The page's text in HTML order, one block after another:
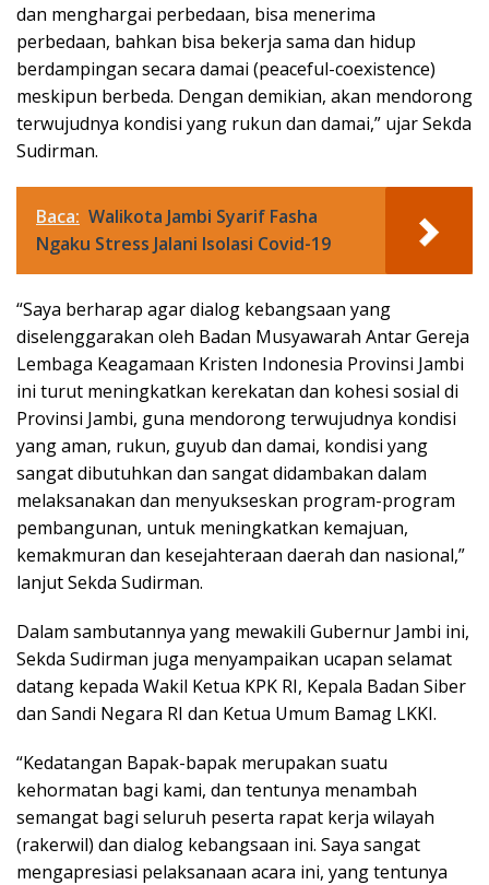
dan menghargai perbedaan, bisa menerima
perbedaan, bahkan bisa bekerja sama dan hidup
berdampingan secara damai (peaceful-coexistence)
meskipun berbeda. Dengan demikian, akan mendorong
terwujudnya kondisi yang rukun dan damai,” ujar Sekda
Sudirman.
Baca: Walikota Jambi Syarif Fasha
Ngaku Stress Jalani Isolasi Covid-19
“Saya berharap agar dialog kebangsaan yang
diselenggarakan oleh Badan Musyawarah Antar Gereja
Lembaga Keagamaan Kristen Indonesia Provinsi Jambi
ini turut meningkatkan kerekatan dan kohesi sosial di
Provinsi Jambi, guna mendorong terwujudnya kondisi
yang aman, rukun, guyub dan damai, kondisi yang
sangat dibutuhkan dan sangat didambakan dalam
melaksanakan dan menyukseskan program-program
pembangunan, untuk meningkatkan kemajuan,
kemakmuran dan kesejahteraan daerah dan nasional,”
lanjut Sekda Sudirman.
Dalam sambutannya yang mewakili Gubernur Jambi ini,
Sekda Sudirman juga menyampaikan ucapan selamat
datang kepada Wakil Ketua KPK RI, Kepala Badan Siber
dan Sandi Negara RI dan Ketua Umum Bamag LKKI.
“Kedatangan Bapak-bapak merupakan suatu
kehormatan bagi kami, dan tentunya menambah
semangat bagi seluruh peserta rapat kerja wilayah
(rakerwil) dan dialog kebangsaan ini. Saya sangat
mengapresiasi pelaksanaan acara ini, yang tentunya